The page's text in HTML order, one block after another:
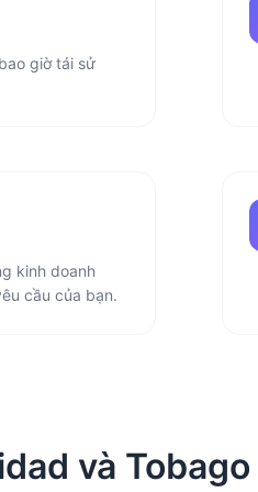
giờ tái sử
kinh doanh
cầu của bạn.
và